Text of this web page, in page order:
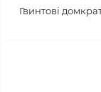
Гвинтові